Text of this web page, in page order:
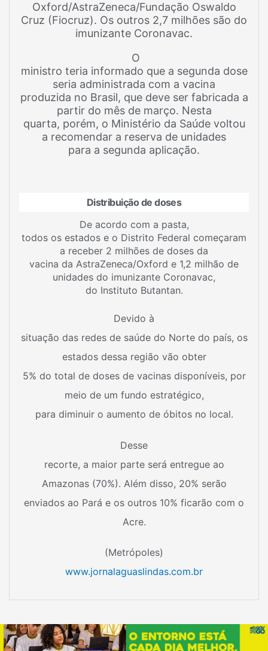
Oxford/AstraZeneca/Fundação Oswaldo
Cruz (Fiocruz). Os outros 2,7 milhões são do
imunizante Coronavac.
O
ministro teria informado que a segunda dose
seria administrada com a vacina
produzida no Brasil, que deve ser fabricada a
partir do mês de março. Nesta
quarta, porém, o Ministério da Saúde voltou
a recomendar a reserva de unidades
para a segunda aplicação.
Distribuição de doses
De acordo com a pasta,
todos os estados e o Distrito Federal começaram
a receber 2 milhões de doses da
vacina da AstraZeneca/Oxford e 1,2 milhão de
unidades do imunizante Coronavac,
do Instituto Butantan.
Devido à
situação das redes de saúde do Norte do país, os
estados dessa região vão obter
5% do total de doses de vacinas disponíveis, por
meio de um fundo estratégico,
para diminuir o aumento de óbitos no local.
Desse
recorte, a maior parte será entregue ao
Amazonas (70%). Além disso, 20% serão
enviados ao Pará e os outros 10% ficarão com o
Acre.
(Metrópoles)
www.jornalaguaslindas.com.br